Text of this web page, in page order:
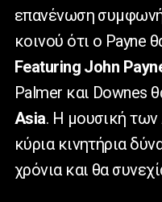
επανένωση
κοινού ότι ο Payne
Featuring John
Palmer και Downes
Asia. Η μουσική των
κύρια κινητήρια
χρόνια και θα